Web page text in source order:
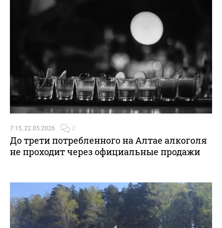
7:15, 22.05.2026 2
До трети потребленного на Алтае алкоголя
не проходит через официальные продажи